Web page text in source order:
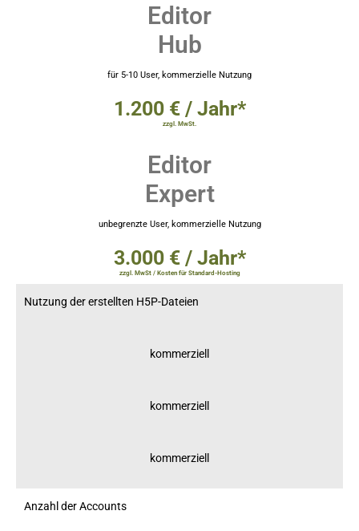
Editor
Hub
für 5-10 User, kommerzielle Nutzung
1.200 € / Jahr*
zzgl. MwSt.
Editor
Expert
unbegrenzte User, kommerzielle Nutzung
3.000 € / Jahr*
zzgl. MwSt / Kosten für Standard-Hosting
Nutzung der erstellten H5P-Dateien
kommerziell
kommerziell
kommerziell
Anzahl der Accounts